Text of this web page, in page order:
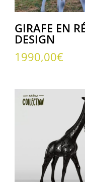
GIRAFE EN
DESIGN
1990,00€